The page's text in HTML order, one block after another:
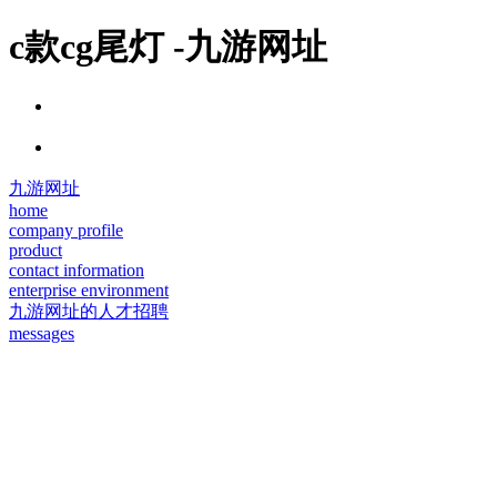
c款cg尾灯 -九游网址
九游网址
home
company profile
product
contact information
enterprise environment
九游网址的人才招聘
messages